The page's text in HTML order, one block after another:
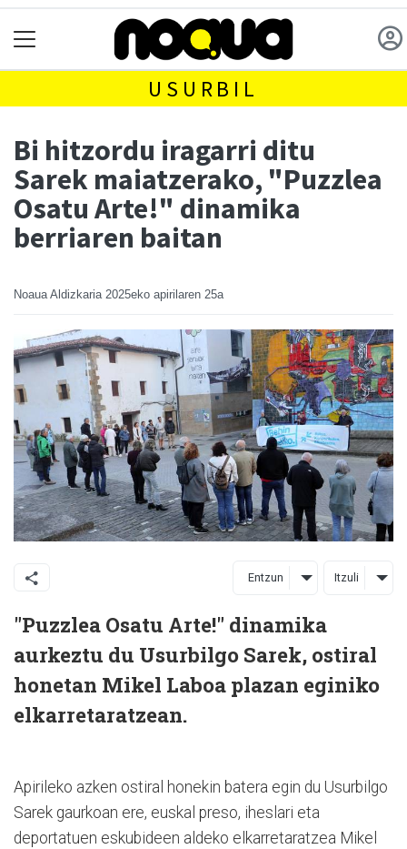
USURBIL
Bi hitzordu iragarri ditu
Sarek maiatzerako, "Puzzlea
Osatu Arte!" dinamika
berriaren baitan
Noaua Aldizkaria 2025eko apirilaren 25a
Entzun Itzuli
"Puzzlea Osatu Arte!" dinamika
aurkeztu du Usurbilgo Sarek, ostiral
honetan Mikel Laboa plazan eginiko
elkarretaratzean.
Apirileko azken ostiral honekin batera egin du Usurbilgo
Sarek gaurkoan ere, euskal preso, iheslari eta
deportatuen eskubideen aldeko elkarretaratzea Mikel